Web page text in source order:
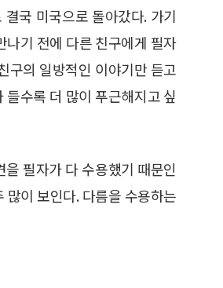
국 미국으로 돌아갔다. 가기
나기 전에 다른 친구에게 필자
구의 일방적인 이야기만 듣고
수록 더 많이 푸근해지고 싶
필자가 다 수용했기 때문인
이 보인다. 다름을 수용하는